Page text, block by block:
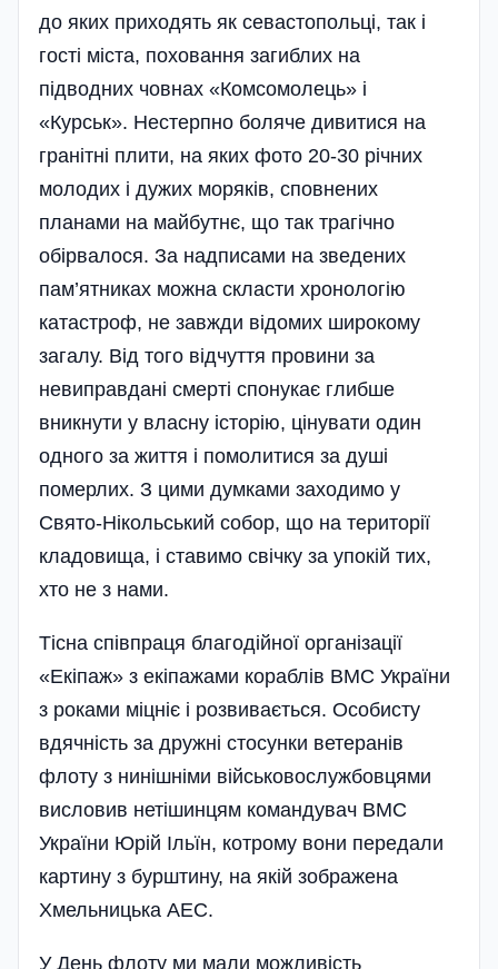
до яких приходять як севастопольці, так і
гості міста, поховання загиблих на
підводних човнах «Комсомолець» і
«Курськ». Нестерпно боляче дивитися на
гранітні плити, на яких фото 20-30 річних
молодих і дужих моряків, сповнених
планами на майбутнє, що так трагічно
обірвалося. За надписами на зведених
пам’ятниках можна скласти хронологію
катастроф, не завжди відомих широкому
загалу. Від того відчуття провини за
невиправдані смерті спонукає глибше
вникнути у власну історію, цінувати один
одного за життя і помолитися за душі
померлих. З цими думками заходимо у
Свято-Нікольський собор, що на території
кладовища, і ставимо свічку за упокій тих,
хто не з нами.
Тісна співпраця благодійної органі­зації
«Екіпаж» з екіпажами кораблів ВМС України
з роками міцніє і розвивається. Особисту
вдячність за дружні стосунки ветеранів
флоту з нинішніми військовослужбовцями
висловив нетішинцям командувач ВМС
України Юрій Ільїн, котрому вони передали
картину з бурштину, на якій зображена
Хмельницька АЕС.
У День флоту ми мали можливість